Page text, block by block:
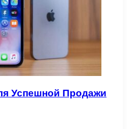
Успешной Продажи